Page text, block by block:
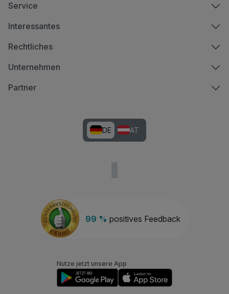
99 % positives Feedback
Service
Interessantes
Rechtliches
Unternehmen
Partner
DE AT
Nutze jetzt unsere App